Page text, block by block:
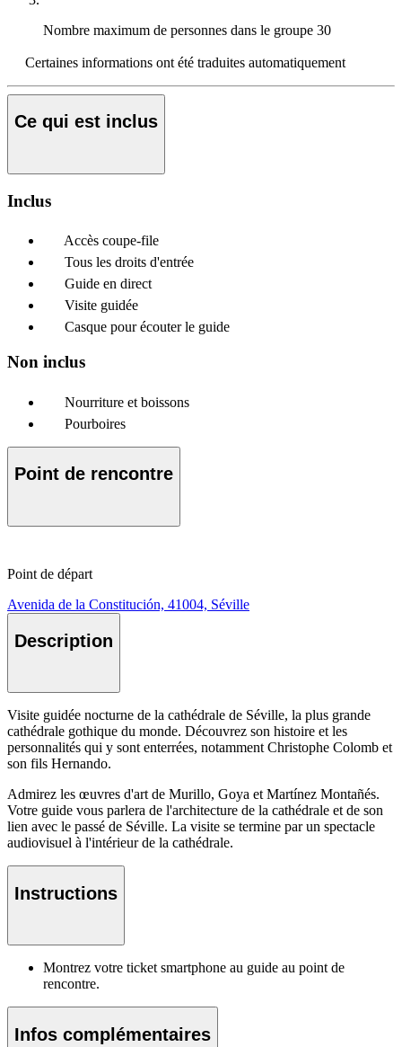
Nombre maximum de personnes dans le groupe 30
Certaines informations ont été traduites automatiquement
Ce qui est inclus
Inclus
Accès coupe-file
Tous les droits d'entrée
Guide en direct
Visite guidée
Casque pour écouter le guide
Non inclus
Nourriture et boissons
Pourboires
Point de rencontre
Point de départ
Avenida de la Constitución, 41004, Séville
Description
Visite guidée nocturne de la cathédrale de Séville, la plus grande
cathédrale gothique du monde. Découvrez son histoire et les
personnalités qui y sont enterrées, notamment Christophe Colomb et
son fils Hernando.
Admirez les œuvres d'art de Murillo, Goya et Martínez Montañés.
Votre guide vous parlera de l'architecture de la cathédrale et de son
lien avec le passé de Séville. La visite se termine par un spectacle
audiovisuel à l'intérieur de la cathédrale.
Instructions
Montrez votre ticket smartphone au guide au point de
rencontre.
Infos complémentaires